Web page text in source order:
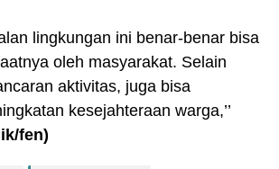
lingkungan ini benar-benar bisa
oleh masyarakat. Selain
aktivitas, juga bisa
kesejahteraan warga,’’
fen)